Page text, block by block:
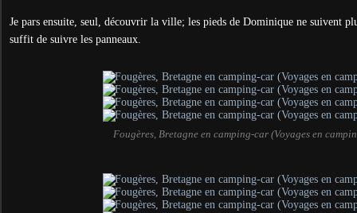
Je pars ensuite, seul, découvrir la ville; les pieds de Dominique ne suivent
suffit de suivre les panneaux.
Fougères, Bretagne en camping-car (Voyages en